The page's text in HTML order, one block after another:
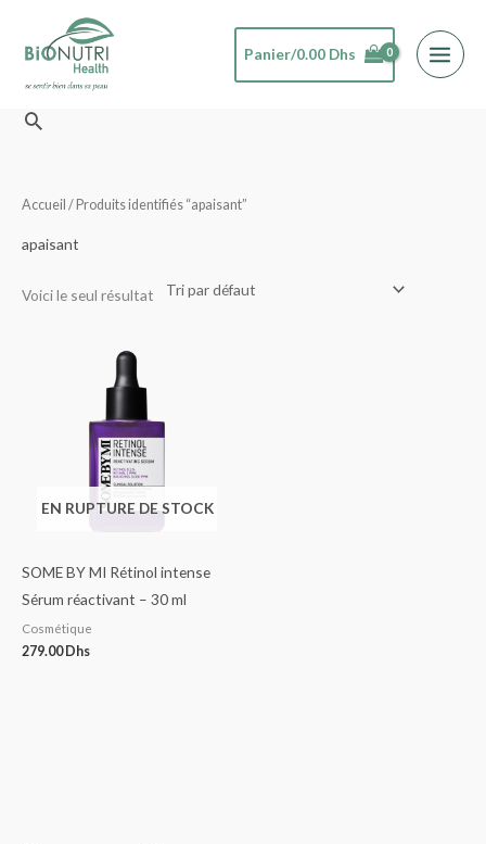
contenu
Panier/0.00 Dhs
Rechercher
Accueil / Produits identifiés “apaisant”
apaisant
Voici le seul résultat
EN RUPTURE DE STOCK
SOME BY MI Rétinol intense
Sérum réactivant – 30 ml
Cosmétique
279.00Dhs